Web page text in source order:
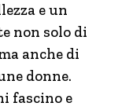
e un
non solo di
anche di
donne.
fascino e